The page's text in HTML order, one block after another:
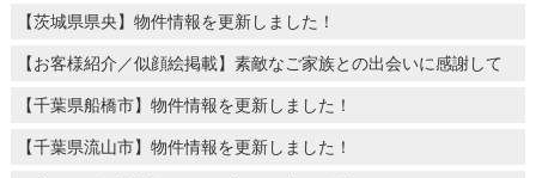
【茨城県県央】物件情報を更新しました！
【お客様紹介／似顔絵掲載】素敵なご家族との出会いに感謝して
【千葉県船橋市】物件情報を更新しました！
【千葉県流山市】物件情報を更新しました！